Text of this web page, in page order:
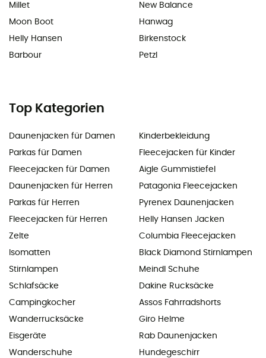
Millet
Moon Boot
Helly Hansen
Barbour
New Balance
Hanwag
Birkenstock
Petzl
Top Kategorien
Daunenjacken für Damen
Parkas für Damen
Fleecejacken für Damen
Daunenjacken für Herren
Parkas für Herren
Fleecejacken für Herren
Zelte
Isomatten
Stirnlampen
Schlafsäcke
Campingkocher
Wanderrucksäcke
Eisgeräte
Wanderschuhe
Kinderbekleidung
Fleecejacken für Kinder
Aigle Gummistiefel
Patagonia Fleecejacken
Pyrenex Daunenjacken
Helly Hansen Jacken
Columbia Fleecejacken
Black Diamond Stirnlampen
Meindl Schuhe
Dakine Rucksäcke
Assos Fahrradshorts
Giro Helme
Rab Daunenjacken
Hundegeschirr